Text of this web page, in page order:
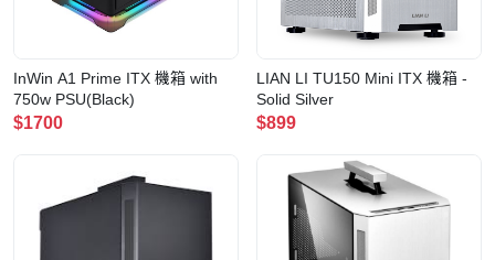
InWin A1 Prime ITX 機箱 with
750w PSU(Black)
$1700
LIAN LI TU150 Mini ITX 機箱 -
Solid Silver
$899